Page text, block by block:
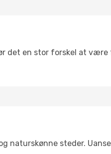
det en stor forskel at være
naturskønne steder.